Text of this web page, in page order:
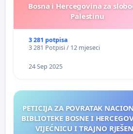
Bosna i Hercegovina za
Palestinu
3 281 potpisa
3 281 Potpisi / 12 mjeseci
24 Sep 2025
PETICIJA ZA POVRATAK
BIBLIOTEKE BOSNE I
VIJEĆNICU I TRAJNO